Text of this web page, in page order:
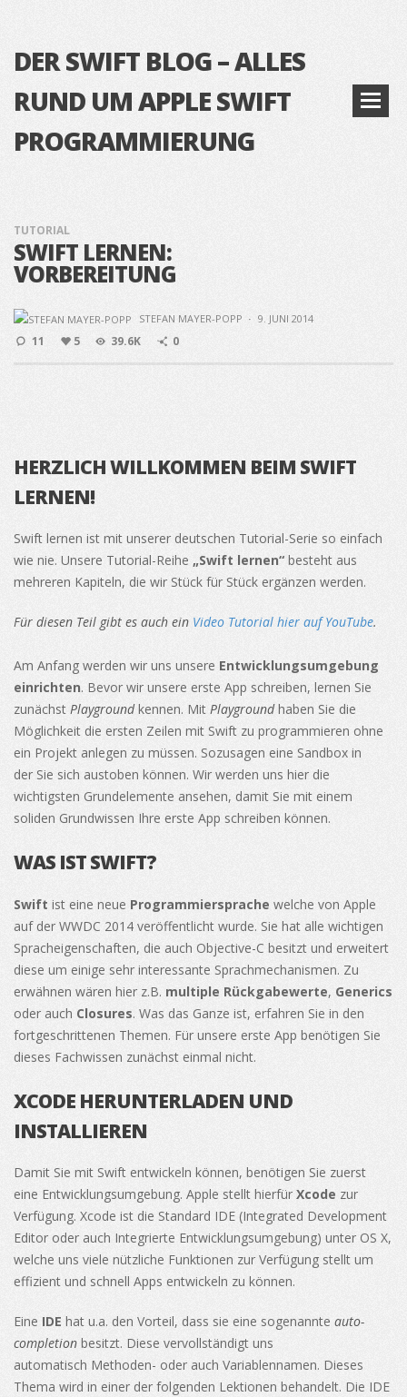
DER SWIFT BLOG – ALLES
RUND UM APPLE SWIFT
PROGRAMMIERUNG
TUTORIAL
SWIFT LERNEN:
VORBEREITUNG
STEFAN MAYER-POPP · 9. JUNI 2014
11 5 39.6K 0
HERZLICH WILLKOMMEN BEIM SWIFT
LERNEN!
Swift lernen ist mit unserer deutschen Tutorial-Serie so einfach
wie nie. Unsere Tutorial-Reihe „Swift lernen“ besteht aus
mehreren Kapiteln, die wir Stück für Stück ergänzen werden.
Für diesen Teil gibt es auch ein Video Tutorial hier auf YouTube.
Am Anfang werden wir uns unsere Entwicklungsumgebung
einrichten. Bevor wir unsere erste App schreiben, lernen Sie
zunächst Playgroundkennen. Mit Playgroundhaben Sie die
Möglichkeit die ersten Zeilen mit Swift zu programmieren ohne
ein Projekt anlegen zu müssen. Sozusagen eine Sandbox in
der Sie sich austoben können. Wir werden uns hier die
wichtigsten Grundelemente ansehen, damit Sie mit einem
soliden Grundwissen Ihre erste App schreiben können.
WAS IST SWIFT?
Swift ist eine neue Programmiersprache welche von Apple
auf der WWDC 2014 veröffentlicht wurde. Sie hat alle wichtigen
Spracheigenschaften, die auch Objective-C besitzt und erweitert
diese um einige sehr interessante Sprachmechanismen. Zu
erwähnen wären hier z.B. multiple Rückgabewerte, Generics
oder auch Closures. Was das Ganze ist, erfahren Sie in den
fortgeschrittenen Themen. Für unsere erste App benötigen Sie
dieses Fachwissen zunächst einmal nicht.
XCODE HERUNTERLADEN UND
INSTALLIEREN
Damit Sie mit Swift entwickeln können, benötigen Sie zuerst
eine Entwicklungsumgebung. Apple stellt hierfür Xcode zur
Verfügung. Xcode ist die Standard IDE (Integrated Development
Editor oder auch Integrierte Entwicklungsumgebung) unter OS X,
welche uns viele nützliche Funktionen zur Verfügung stellt um
effizient und schnell Apps entwickeln zu können.
Eine IDE hat u.a. den Vorteil, dass sie eine sogenannte auto-
completion besitzt. Diese vervollständigt uns
automatisch Methoden- oder auch Variablennamen. Dieses
Thema wird in einer der folgenden Lektionen behandelt. Die IDE